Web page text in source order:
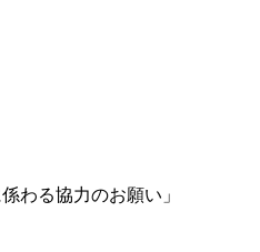
わる協力のお願い」